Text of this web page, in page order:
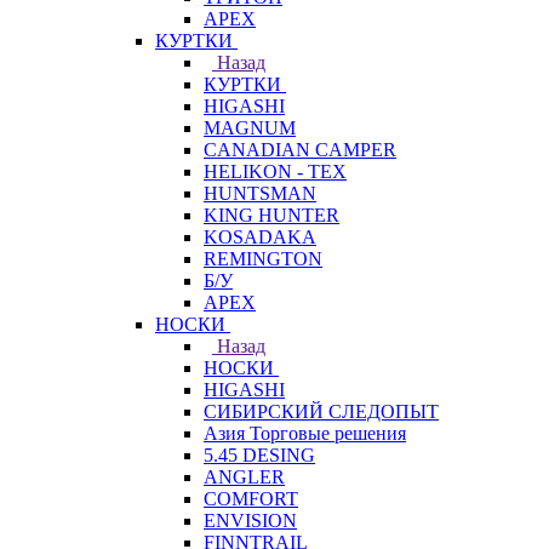
APEX
КУРТКИ
Назад
КУРТКИ
HIGASHI
MAGNUM
CANADIAN CAMPER
HELIKON - TEX
HUNTSMAN
KING HUNTER
KOSADAKA
REMINGTON
Б/У
APEX
НОСКИ
Назад
НОСКИ
HIGASHI
СИБИРСКИЙ СЛЕДОПЫТ
Азия Торговые решения
5.45 DESING
ANGLER
COMFORT
ENVISION
FINNTRAIL